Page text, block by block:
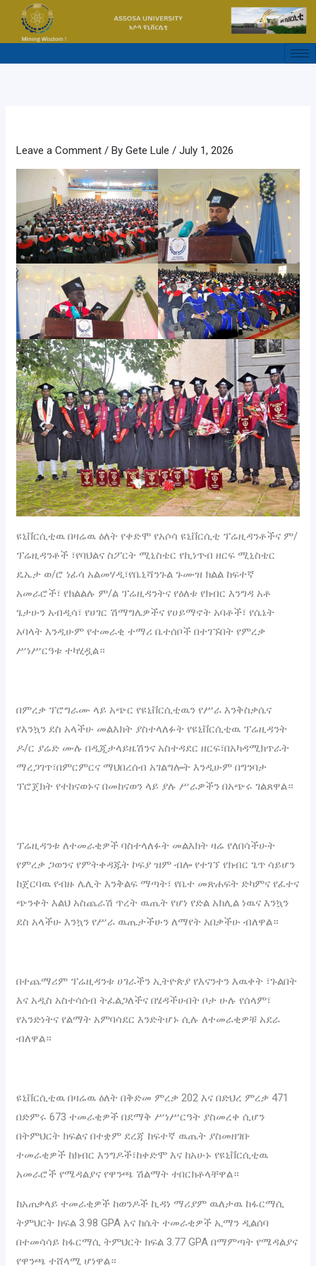
content
Leave a Comment / ByGete Lule/July 1, 2026
ዩኒቨርሲቲዉ በዛሬዉ ዕለት የቀድሞ የአሶሳ ዩኒቨርሲቲ ፕሬዚዳንቶችና ም/
ፕሬዚዳንቶች ፣የባህልና ስፖርት ሚኒስቴር የኪነጥብ ዘርፍ ሚኒስቴር
ዴኤታ ወ/ሮ ነፊሳ አልመሃዲ፣የቤኒሻንጉል ጉሙዝ ክልል ከፍተኛ
አመራሮች፣ የክልልሉ ም/ል ፕሬዚዳንትና የዕለቱ የክብር እንግዳ አቶ
ጌታሁን አብዲሳ፣ የሀገር ሽማግሌዎችና የሀይማኖት አባቶች፣ የሴኔት
አባላት እንዲሁም የተመራቂ ተማሪ ቤተሰቦች በተገኙበት የምረቃ
ሥነሥርዓቱ ተካሂዷል።
‎በምረቃ ፕሮግራሙ ላይ አጭር የዩኒቨርሲቲዉን የሥራ እንቅስቃሴና
የእንኳን ደስ አላችሁ መልእክት ያስተላለፉት የዩኒቨርሲቲዉ ፕሬዚዳንት
ዶ/ር ያሬድ ሙሉ በዲጂታላይዜሽንና አስተዳደር ዘርፍ፣በአካዳሚክጥራት
ማረጋገጥ፣በምርምርና ማህበረሰብ አገልግሎት እንዲሁም በግንባታ
ፕሮጀክት የተከናወኑና በመከናወን ላይ ያሉ ሥራዎችን በአጭሩ ገልጸዋል።
‎ፕሬዚዳንቱ ለተመራቂዎች ባስተላለፉት መልእክት ዛሬ የለበሳችሁት
የምረቃ ጋወንና የምትቀዳጁት ኮፍያ ዝም ብሎ የተገኘ የክብር ጌጥ ሳይሆን
ከጀርባዉ የብዙ ሌሊት እንቅልፍ ማጣት፣ የቤተ መጽሐፍት ድካምና የፈተና
ጭንቀት እልህ አስጨራሽ ጥረት ዉጤት የሆነ የድል አክሊል ነዉና እንኳን
ደስ አላችሁ እንኳን የሥራ ዉጤታችሁን ለማየት አበቃችሁ ብለዋል።
‎በተጨማሪም ፕሬዚዳንቱ ሀገራችን ኢትዮጵያ የእናንተን እዉቀት ፣ጉልበት
እና አዲስ አስተሳሰብ ትፈልጋለችና በሄዳችሁበት ቦታ ሁሉ የሰላም፣
የአንድነትና የልማት አምባሳደር እንድትሆኑ ሲሉ ለተመራቂዎቹ አደራ
ብለዋል።
‎ዩኒቨርሲቲዉ በዛሬዉ ዕለት በቅድመ ምረቃ 202 እና በድህረ ምረቃ 471
በድምሩ 673 ተመራቂዎች በደማቅ ሥነሥርዓት ያስመረቀ ሲሆን
በትምህርት ክፍልና በተቋም ደረጃ ከፍተኛ ዉጤት ያስመዘገቡ
ተመራቂዎች ከክብር እንግዶች፣ከቀድሞ እና ከአሁኑ የዩኒቨርሲቲዉ
አመራሮች የሜዳልያና የዋንጫ ሽልማት ተበርክቶላቸዋል።
ከአጠቃላይ ተመራቂዎች ከወንዶች ኪዳነ ማሪያም ዉለታዉ ከፋርማሲ
ትምህርት ክፍል 3.98 GPA እና ከሴት ተመራቂዎች ኢማን ዲልሰባ
በተመሳሳይ ከፋርማሲ ትምህርት ክፍል 3.77 GPA በማምጣት የሜዳልያና
የዋንጫ ተሸላሚ ሆነዋል።